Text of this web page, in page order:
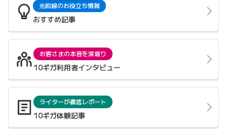
光回線のお役立ち情報
おすすめ記事
お客さまの本音を深堀り
10ギガ利用者インタビュー
ライターが徹底レポート
10ギガ体験記事